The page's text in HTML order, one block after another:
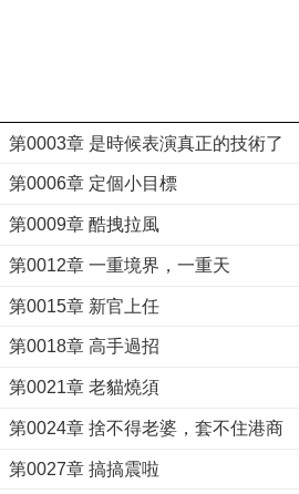
第0003章 是時候表演真正的技術了
第0006章 定個小目標
第0009章 酷拽拉風
第0012章 一重境界，一重天
第0015章 新官上任
第0018章 高手過招
第0021章 老貓燒須
第0024章 捨不得老婆，套不住港商
第0027章 搞搞震啦